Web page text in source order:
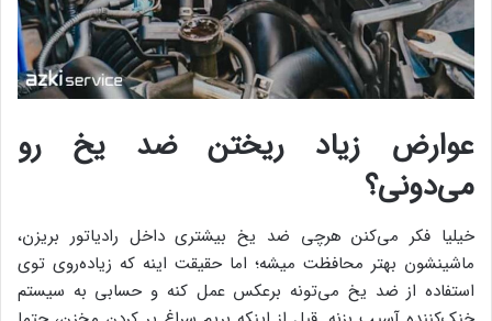
عوارض زیاد ریختن ضد یخ رو
می‌دونی؟
خیلیا فکر می‌کنن هرچی ضد یخ بیشتری داخل رادیاتور بریزن،
ماشینشون بهتر محافظت میشه؛ اما حقیقت اینه که زیاده‌روی توی
استفاده از ضد یخ می‌تونه برعکس عمل کنه و حسابی به سیستم